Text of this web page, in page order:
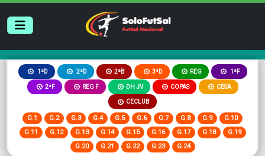
1ªD 2ªD 2ªB 3ªD REG 1ªF
2ªF REG F DH JV COPAS CESA
CECLUB
G.1 G.2 G.3 G.4 G.5 G.6 G.7 G.8 G.9
G.10
G.11
G.12 G.13 G.14 G.15 G.16 G.17 G.18
G.19
G.20
G.21 G.22 G.23 G.24